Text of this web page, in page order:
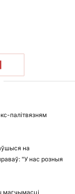
палітвязням
на
"У нас розныя
магчымасці